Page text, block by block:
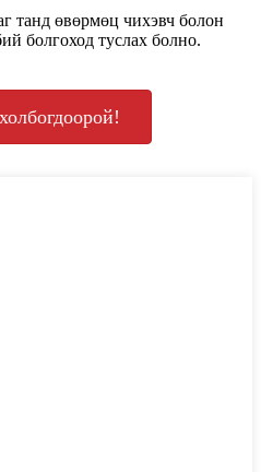
танд өвөрмөц чихэвч болон
болгоход туслах болно.